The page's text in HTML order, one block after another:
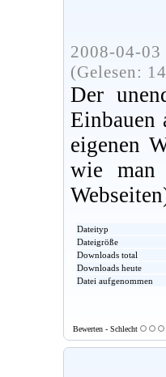
2008-04-
(Gelesen:
Der
Einbauen
eigenen
wie man
Dateityp
Dateigröße
Downloads total
Downloads heute
Datei aufgenommen
Bewerten - Schlecht